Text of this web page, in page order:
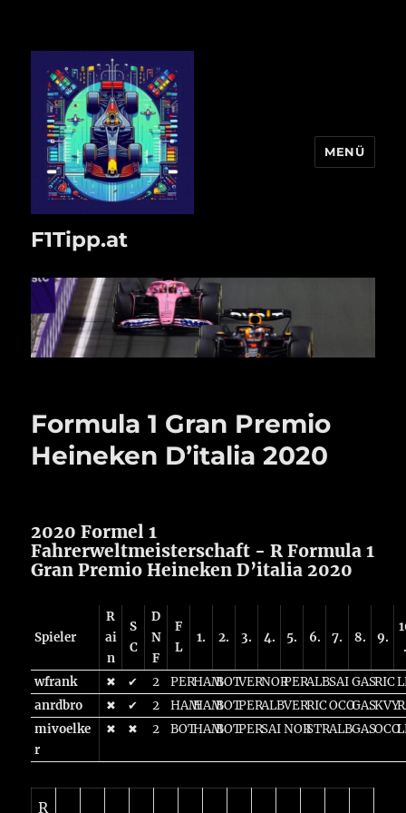
F1Tipp.at
MENÜ
Formula 1 Gran Premio
Heineken D’italia 2020
2020 Formel 1
Fahrerweltmeisterschaft - R Formula 1
Gran Premio Heineken D’italia 2020
Spieler
R
ai
n
S
C
D
N
F
F
L
1. 2. 3. 4. 5. 6. 7. 8. 9.
wfrank ✖ ✔ 2 PERHAMBOTVERNORPERALBSAI GASRIC
anrdbro
✖ ✔ 2 HAMHAMBOTPERALBVERRIC OCOGASKVY
mivoelke
r
✖ ✖ 2 BOTHAMBOTPERSAI NORSTRALBGASOCO
R